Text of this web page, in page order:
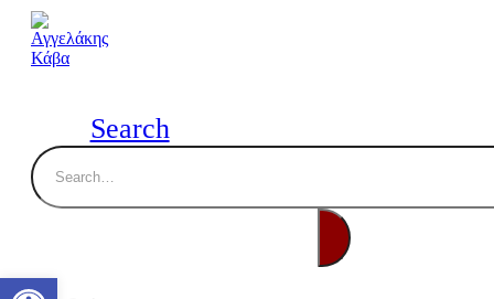
Search
Ανοίξτε τη γραμμή εργαλείων